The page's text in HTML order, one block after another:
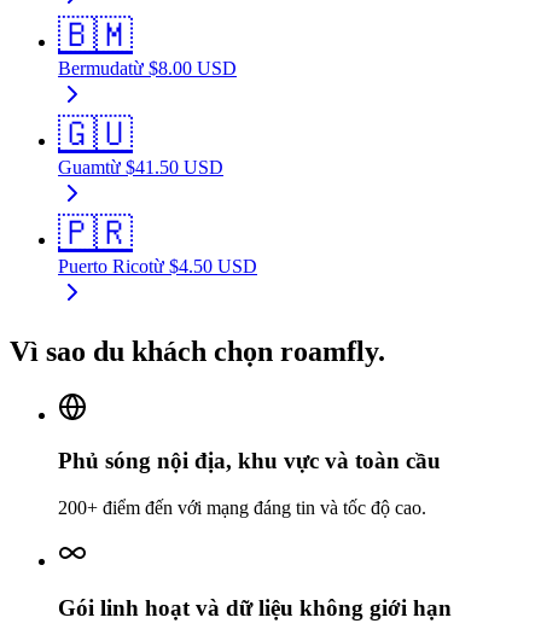
🇧🇲
Bermudatừ $8.00 USD
🇬🇺
Guamtừ $41.50 USD
🇵🇷
Puerto Ricotừ $4.50 USD
Vì sao du khách chọn roamfly.
Phủ sóng nội địa, khu vực và toàn cầu
200+ điểm đến với mạng đáng tin và tốc độ cao.
Gói linh hoạt và dữ liệu không giới hạn